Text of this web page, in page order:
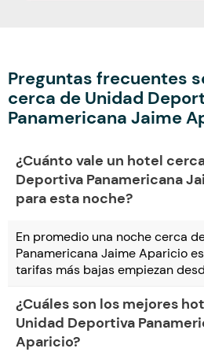
Preguntas frecuentes
cerca de Unidad
Panamericana Jaime
¿Cuánto vale un hotel
Deportiva Panamericana
para esta noche?
En promedio una noche cerca
Panamericana Jaime Aparicio
tarifas más bajas empiezan
¿Cuáles son los mejores
Unidad Deportiva
Aparicio?